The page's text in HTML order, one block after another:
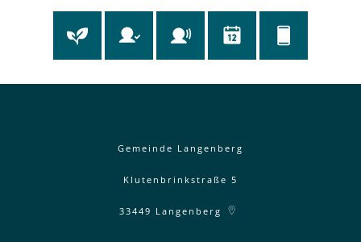
Gemeinde Langenberg
Klutenbrinkstraße 5
33449 Langenberg